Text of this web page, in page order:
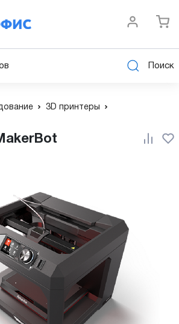
Поиск
3D принтеры